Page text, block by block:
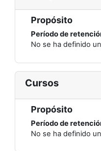
Propósito
Período de
No se ha definido
Cursos
Propósito
Período de
No se ha definido